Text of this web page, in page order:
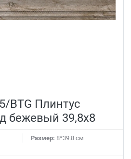
BTG Плинтус
бежевый 39,8x8
Размер: 8*39.8 см